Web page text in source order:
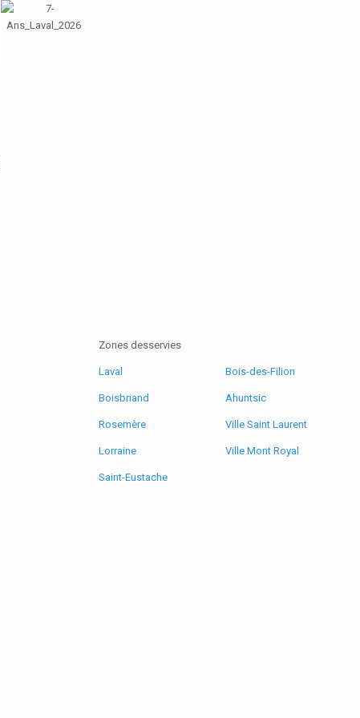
Zones desservies
Laval
Boisbriand
Rosemère
Lorraine
Saint-Eustache
Bois-des-Filion
Ahuntsic
Ville Saint Laurent
Ville Mont Royal